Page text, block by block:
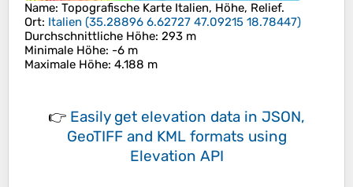
Name: Topografische Karte Italien, Höhe, Relief.
Ort: Italien (35.28896 6.62727 47.09215 18.78447)
Durchschnittliche Höhe: 293 m
Minimale Höhe: -6 m
Maximale Höhe: 4.188 m
👉 Easily get elevation data in JSON,
GeoTIFF and KML formats using
Elevation API